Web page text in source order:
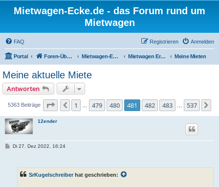
Mietwagen-Ecke.de - das Forum rund um
Mietwagen
FAQ Anmelden
Registrieren
Portal Foren-Übersicht Mietwagen-Ecke Mietwagen Erfahrungsberichte Meine Mieten
Meine aktuelle Miete
Antworten
5363 Beiträge Seite 481 von537
Vorherige
1 479 480 481 482 483 537
12ender
BDi 27. Dez 2022, 16:24
SrKugelschreiber hat geschrieben: